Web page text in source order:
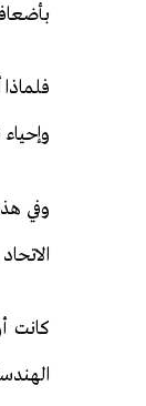
وفي
كانت